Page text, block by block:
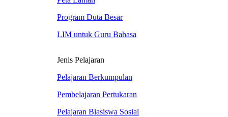
Program Duta Besar
LIM untuk Guru Bahasa
Jenis Pelajaran
Pelajaran Berkumpulan
Pembelajaran Pertukaran
Pelajaran Biasiswa Sosial